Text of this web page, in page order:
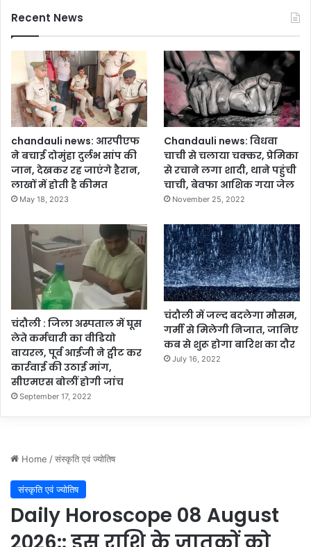
Recent News
chandauli news: आरपीएफ
ने बचाई दोमुंहा दुर्लभ सांप की
जान, देखकर रह जाएंगे हैरान,
लाखों में होती है कीमत
May 18, 2023
Chandauli news: विधवा
चाची से चलाया चक्कर, प्रेमिका
से रचाने लगा शादी, थाने पहुंची
चाची, बेवफा आशिक गया जेल
November 25, 2022
चंदौली : जिला अस्पताल में घूस
लेते कर्मचारी का वीडियो
वायरल, पूर्व आईजी ने ट्वीट कर
कार्रवाई की उठाई मांग,
सीएमएस बोलीं होगी जांच
September 17, 2022
चंदौली में जल्द बदलेगा मौसम,
गर्मी से मिलेगी निजात, जानिए
कब से शुरू होगा बारिश का दौर
July 16, 2022